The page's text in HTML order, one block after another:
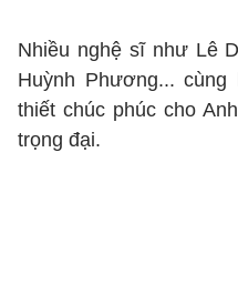
Nhiều nghệ sĩ như Lê
Huỳnh Phương...
thiết chúc phúc cho
trọng đại.